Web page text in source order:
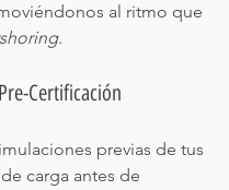
al ritmo que
.
Certificación
previas de tus
carga antes de